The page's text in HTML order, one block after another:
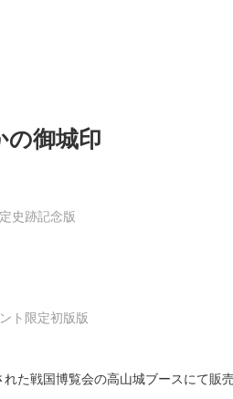
の御城印
史跡記念版
ト限定初版版
た戦国博覧会の高山城ブースにて販